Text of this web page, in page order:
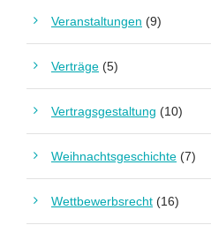
Veranstaltungen (9)
Verträge (5)
Vertragsgestaltung (10)
Weihnachtsgeschichte (7)
Wettbewerbsrecht (16)